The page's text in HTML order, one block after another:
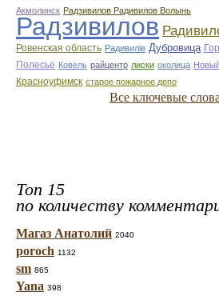
Акмолинск Радзивилов Радивилов Волынь
Радзивилов
Ровенская область Радивилiв Дубровица
Полесье Ковель райцентр лиски околица
Красноуфимск старое пожарное депо
Все ключевые
Топ 15
по количеству
Магаз Анатолий 2040
poroch 1132
sm 865
Yana 398